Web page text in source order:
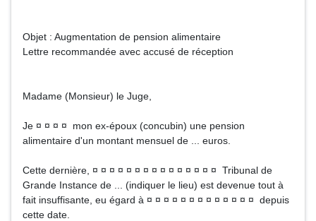
Objet : Augmentation de pension alimentaire
Lettre recommandée avec accusé de réception
Madame (Monsieur) le Juge,
Je ¤ ¤ ¤ ¤ mon ex-époux (concubin) une pension
alimentaire d'un montant mensuel de ... euros.
Cette dernière, ¤ ¤ ¤ ¤ ¤ ¤ ¤ ¤ ¤ ¤ ¤ ¤ ¤ ¤ ¤ Tribunal de
Grande Instance de ... (indiquer le lieu) est devenue tout à
fait insuffisante, eu égard à ¤ ¤ ¤ ¤ ¤ ¤ ¤ ¤ ¤ ¤ ¤ ¤ ¤ depuis
cette date.